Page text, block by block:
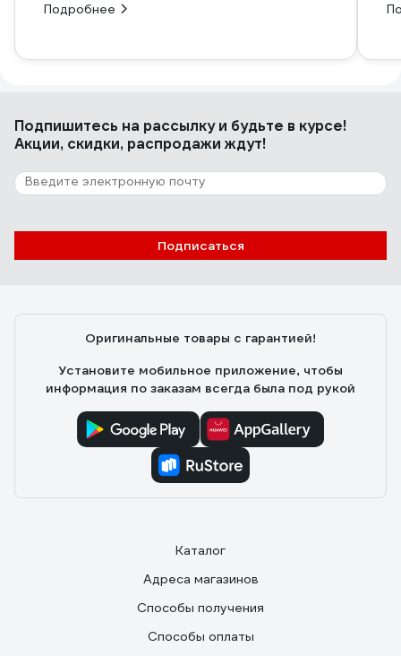
Подробнее
Подпишитесь на рассылкуи будьте в курсе!
Акции, скидки, распродажи ждут!
Подписаться
Оригинальные товары с гарантией!
Установите мобильное приложение, чтобы
информация по заказам всегда была под рукой
Каталог
Адреса магазинов
Способы получения
Способы оплаты